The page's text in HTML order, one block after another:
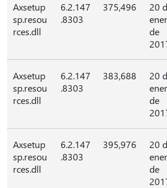
Axsetup
sp.resou
rces.dll
6.2.147
.8303
375,496
20
de
Axsetup
sp.resou
rces.dll
6.2.147
.8303
383,688
20
de
Axsetup
sp.resou
rces.dll
6.2.147
.8303
395,976
20
de